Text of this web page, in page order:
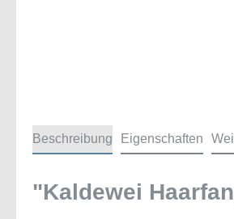
Beschreibung Eigenschaften
"Kaldewei